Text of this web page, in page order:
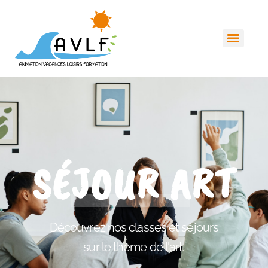
SÉJOUR ART
Découvrez nos classes et séjours
sur le thème de l'art.